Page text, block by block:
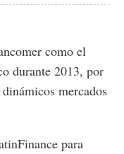
como el
durante 2013, por
mercados
para